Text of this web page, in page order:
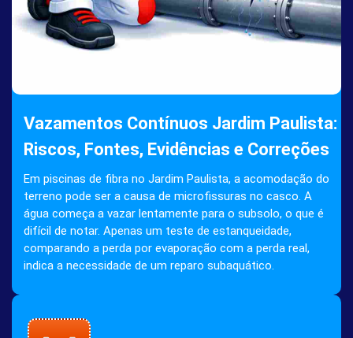
Vazamentos Contínuos Jardim Paulista:
Riscos, Fontes, Evidências e Correções
Em piscinas de fibra no Jardim Paulista, a acomodação do
terreno pode ser a causa de microfissuras no casco. A
água começa a vazar lentamente para o subsolo, o que é
difícil de notar. Apenas um teste de estanqueidade,
comparando a perda por evaporação com a perda real,
indica a necessidade de um reparo subaquático.